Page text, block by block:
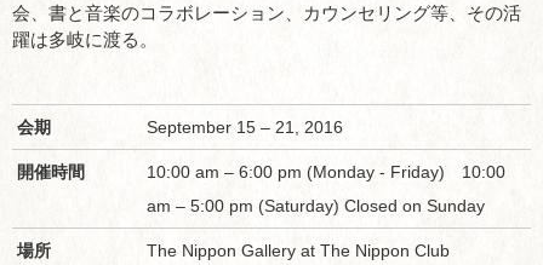
会、書と音楽のコラボレーション、カウンセリング等、その活
躍は多岐に渡る。
会期 September 15 – 21, 2016
開催時間
10:00 am – 6:00 pm (Monday - Friday) 10:00
am – 5:00 pm (Saturday) Closed on Sunday
場所 The Nippon Gallery at The Nippon Club